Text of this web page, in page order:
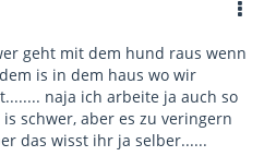
geht mit dem hund raus wenn
is in dem haus wo wir
naja ich arbeite ja auch so
schwer, aber es zu veringern
das wisst ihr ja selber......